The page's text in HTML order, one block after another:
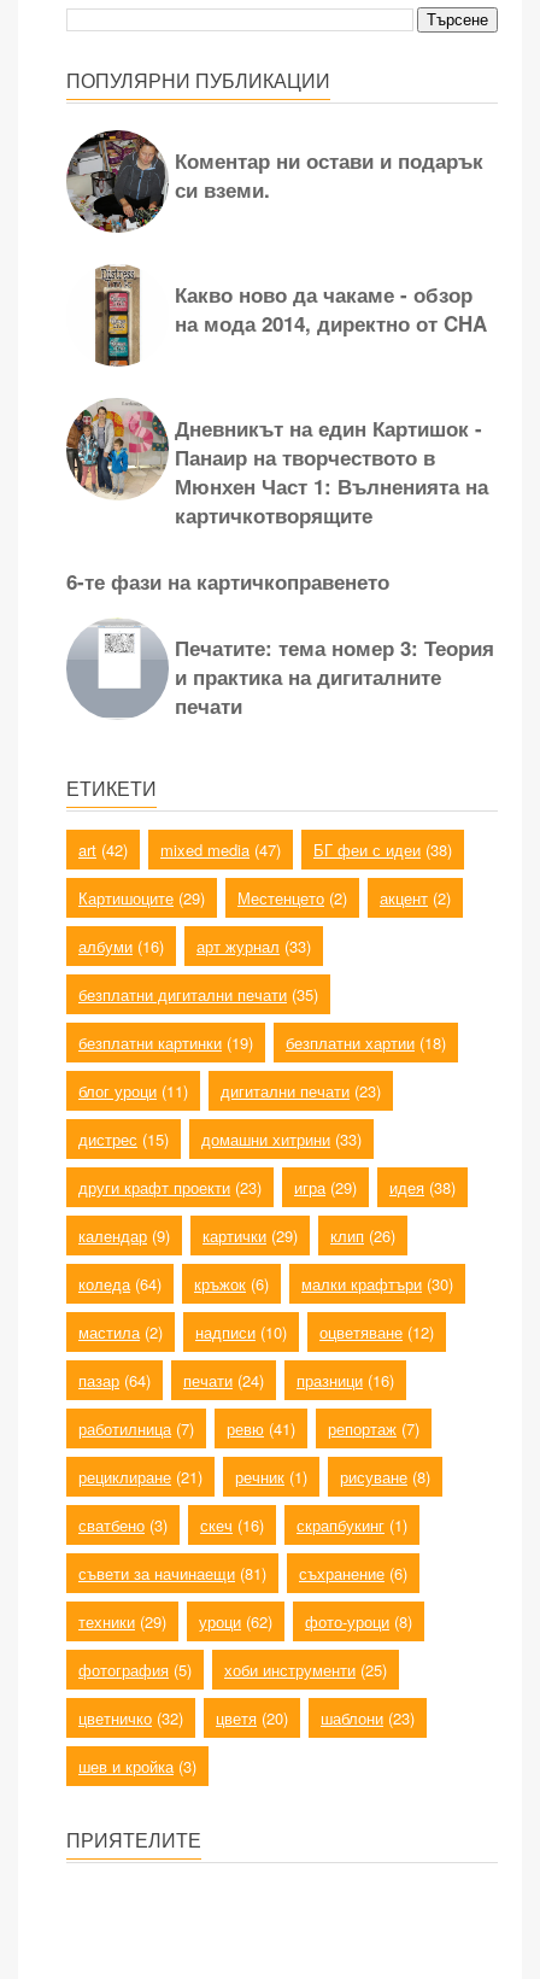
ПОПУЛЯРНИ ПУБЛИКАЦИИ
Коментар ни остави и подарък
си вземи.
Какво ново да чакаме - обзор
на мода 2014, директно от CHA
Дневникът на един Картишок -
Панаир на творчеството в
Мюнхен Част 1: Вълненията на
картичкотворящите
6-те фази на картичкоправенето
Печатите: тема номер 3: Теория
и практика на дигиталните
печати
ЕТИКЕТИ
art (42) mixed media (47) БГ феи с идеи (38)
Картишоците (29) Местенцето (2) акцент (2)
албуми (16) арт журнал (33)
безплатни дигитални печати (35)
безплатни картинки (19) безплатни хартии (18)
блог уроци (11) дигитални печати (23)
дистрес (15) домашни хитрини (33)
други крафт проекти (23) игра (29) идея (38)
календар (9) картички (29) клип (26)
коледа (64) кръжок (6) малки крафтъри (30)
мастила (2) надписи (10) оцветяване (12)
пазар (64) печати (24) празници (16)
работилница (7) ревю (41) репортаж (7)
рециклиране (21) речник (1) рисуване (8)
сватбено (3) скеч (16) скрапбукинг (1)
съвети за начинаещи (81) съхранение (6)
техники (29) уроци (62) фото-уроци (8)
фотография (5) хоби инструменти (25)
цветничко (32) цветя (20) шаблони (23)
шев и кройка (3)
ПРИЯТЕЛИТЕ